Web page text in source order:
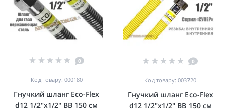
0
Код товару: 000180
Гнучкий шланг Eco-Flex
d12 1/2"х1/2" ВВ 150 см
0
Код товару: 003720
Гнучкий шланг Eco-Flex
d12 1/2"х1/2" ВВ 150 см